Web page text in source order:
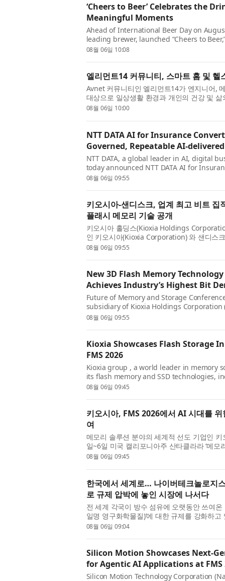
‘Cheers to Beer’ Celebrates the
Meaningful Moments
Ahead of International Beer Day on
leading brewer, launched “Cheers to
celebrating the timeless role beer plays
08월 06일 10:08
엘리먼트14 커뮤니티, 스마트 홈 및 헬
Avnet 커뮤니티인 엘리먼트14가 엔지니어,
대상으로 일상생활 환경과 개인의 건강 및
타입을 설계·제작하는 새로운 스마트 홈 및
08월 06일 10:00
NTT DATA AI for Insurance
Governed, Repeatable AI-
NTT DATA, a global leader in AI, digital
today announced NTT DATA AI for
that converts complex core insurance
08월 06일 09:55
키오시아-샌디스크, 업계 최고 비트 집
플래시 메모리 기술 공개
키오시아 홀딩스(Kioxia Holdings
인 키오시아(Kioxia Corporation) 와 샌디스
SNDK)는 메모리 및 스토리지의 미래 콘퍼
08월 06일 09:55
New 3D Flash Memory
Achieves Industry’s Highest Bit
Future of Memory and Storage
subsidiary of Kioxia Holdings Corporation
Corporation (Nasdaq: SNDK) today
08월 06일 09:55
Kioxia Showcases Flash Storage
FMS 2026
Kioxia group , a world leader in memory
its flash memory and SSD technologies,
PCIe® 6.0 NVMe™ Super High IOPS
08월 06일 09:45
키오시아, FMS 2026에서 AI 시대를
여
메모리 솔루션 분야의 세계적 선도 기업인
일~6일 미국 캘리포니아주 산타클라라 ‘메
Future of Memory and Storage)’ 행사에서
08월 06일 09:45
한국에서 세계로… 나이버테크놀로지
로 규제 압박에 놓인 시장에 나서다
전 세계 각국이 방수 섬유에 오랫동안 쓰여온
일명 영구화학물질)’에 대한 규제를 강화하
지스(Niber Technologies Pte. Ltd.)가 성능
08월 06일 09:04
Silicon Motion Showcases Next-
for Agentic AI Applications at FMS
Silicon Motion Technology Corporation